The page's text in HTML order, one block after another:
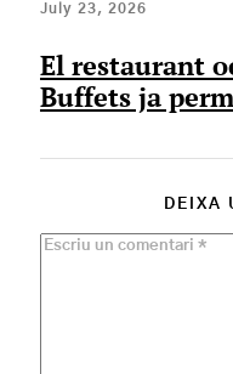
July 23, 2026
El restaurant
Buffets ja
DEIXA